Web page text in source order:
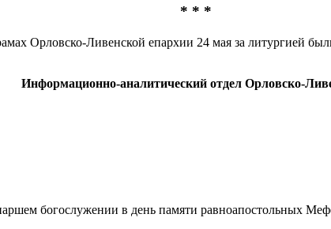
* * *
Орловско-Ливенской епархии 24 мая за литургией
Информационно-аналитический отдел Орловско-
богослужении в день памяти равноапостольных